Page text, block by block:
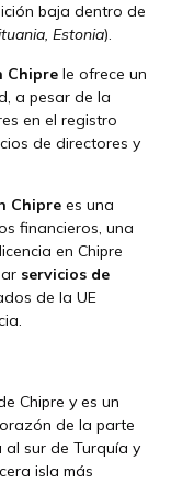
baja dentro de
Estonia).
Chipre le ofrece un
a pesar de la
en el registro
de directores y
Chipre es una
financieros, una
en Chipre
servicios de
de la UE
Chipre y es un
de la parte
sur de Turquía y
isla más